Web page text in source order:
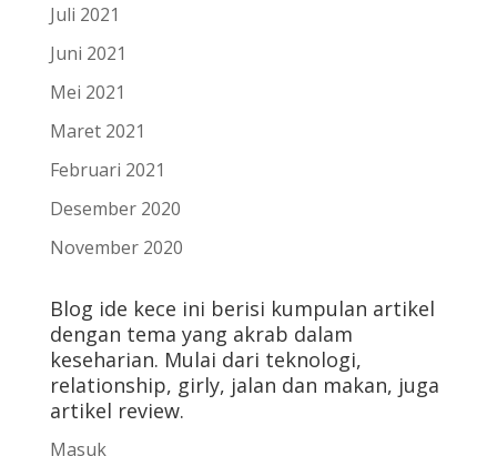
Juli 2021
Juni 2021
Mei 2021
Maret 2021
Februari 2021
Desember 2020
November 2020
Blog ide kece ini berisi kumpulan artikel
dengan tema yang akrab dalam
keseharian. Mulai dari teknologi,
relationship, girly, jalan dan makan, juga
artikel review.
Masuk